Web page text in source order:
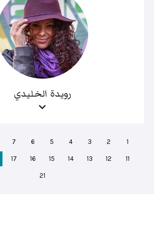
رويدة الخليدي
1
2
3
4
5
6
7
11
12
13
14
15
16
17
21